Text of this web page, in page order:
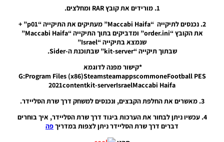
1. מורידים את קובץ RAR ומחלצים.
2. נכנסים לתיקייה “Maccabi Haifa” מעתיקים את התיקייה “p01” +
את הקובץ “order.ini” ומדביקים בתוך התיקייה “Maccabi Haifa”
שנמצא בתיקייה “Israel”
שבתוך תיקייה “kit-server” שבתוכנת ה-Sider.
*קישור מפנה לדוגמא
G:Program Files (x86)SteamsteamappscommoneFootball PES
2021contentkit-serverIsraelMaccabi Haifa
3. מאשרים את החלפת הקבצים, ונכנסים למשחק דרך שרת הסליידר.
4. עכשיו ניתן לבחור את הערכות ביגוד דרך שרת הסליידר, איך בוחרים
דברים דרך שרת הסליידר ניתן לצפות במדריךפה
Package
2023/24
Season
ערכות ביגוד
חצי
גמר/גמר